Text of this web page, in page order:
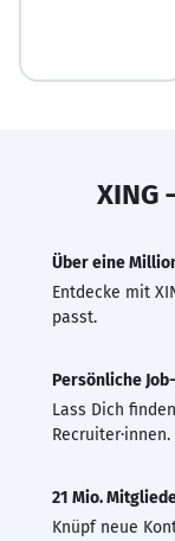
XING
Über eine
Entdecke mit
passt.
Persönliche
Lass Dich
Recruiter·innen.
21 Mio.
Knüpf neue